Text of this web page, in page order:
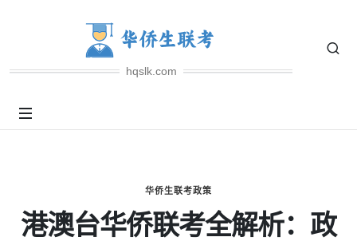
hqslk.com
华侨生联考政策
港澳台华侨联考全解析：政